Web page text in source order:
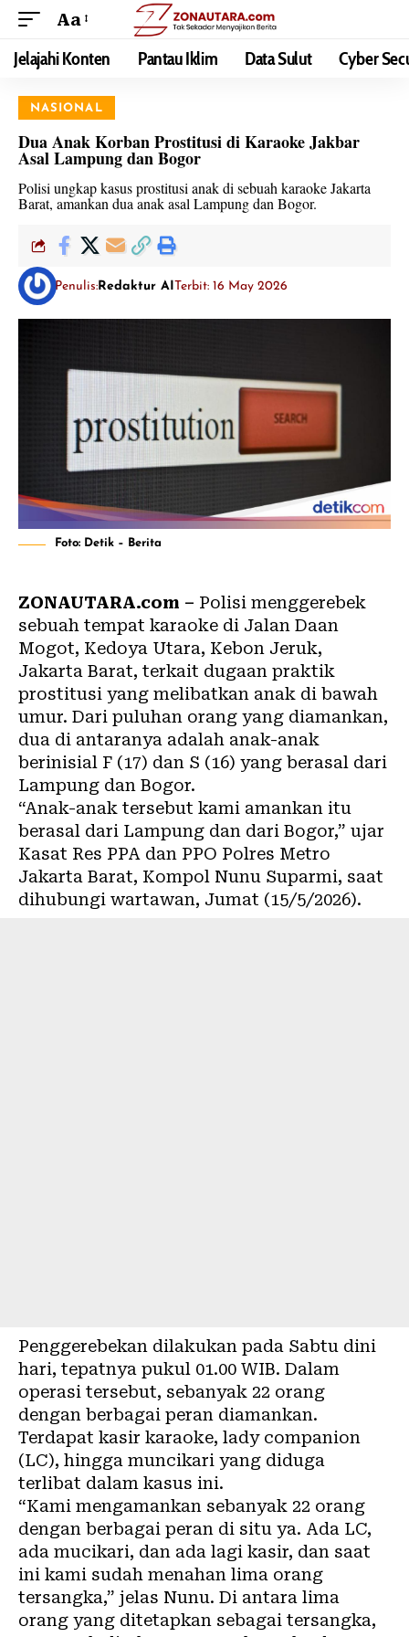
Aa
Jelajahi Konten Pantau Iklim Data Sulut Cyber
NASIONAL
Dua Anak Korban Prostitusi di Karaoke Jakbar
Asal Lampung dan Bogor
Polisi ungkap kasus prostitusi anak di sebuah karaoke Jakarta
Barat, amankan dua anak asal Lampung dan Bogor.
Penulis: Redaktur AITerbit: 16 May 2026
Foto: Detik – Berita
ZONAUTARA.com – Polisi menggerebek
sebuah tempat karaoke di Jalan Daan
Mogot, Kedoya Utara, Kebon Jeruk,
Jakarta Barat, terkait dugaan praktik
prostitusi yang melibatkan anak di bawah
umur. Dari puluhan orang yang diamankan,
dua di antaranya adalah anak-anak
berinisial F (17) dan S (16) yang berasal dari
Lampung dan Bogor.
“Anak-anak tersebut kami amankan itu
berasal dari Lampung dan dari Bogor,” ujar
Kasat Res PPA dan PPO Polres Metro
Jakarta Barat, Kompol Nunu Suparmi, saat
dihubungi wartawan, Jumat (15/5/2026).
Penggerebekan dilakukan pada Sabtu dini
hari, tepatnya pukul 01.00 WIB. Dalam
operasi tersebut, sebanyak 22 orang
dengan berbagai peran diamankan.
Terdapat kasir karaoke, lady companion
(LC), hingga muncikari yang diduga
terlibat dalam kasus ini.
“Kami mengamankan sebanyak 22 orang
dengan berbagai peran di situ ya. Ada LC,
ada mucikari, dan ada lagi kasir, dan saat
ini kami sudah menahan lima orang
tersangka,” jelas Nunu. Di antara lima
orang yang ditetapkan sebagai tersangka,